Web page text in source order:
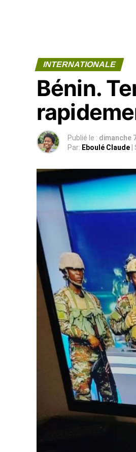
INTERNATIONALE
Bénin.
Publié le : dimanche
Par: Eboulé Claude